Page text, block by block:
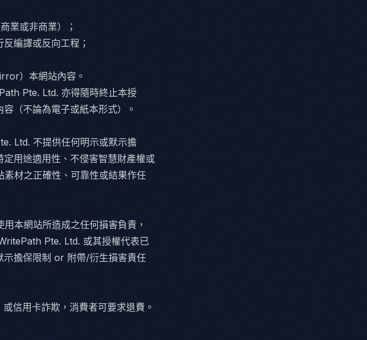
業或非商業）；
編譯或反向工程；
）本網站內容。
Pte. Ltd. 亦得隨時終止本授
（不論為電子或紙本形式）。
Ltd. 不提供任何明示或默示擔
用途適用性、不侵害智慧財產權或
材之正確性、可靠性或結果作任
本網站所造成之任何損害負責，
Pte. Ltd. 或其授權代表已
示擔保限制 or 附帶/衍生損害責任
信用卡詐欺，消費者可要求退費。